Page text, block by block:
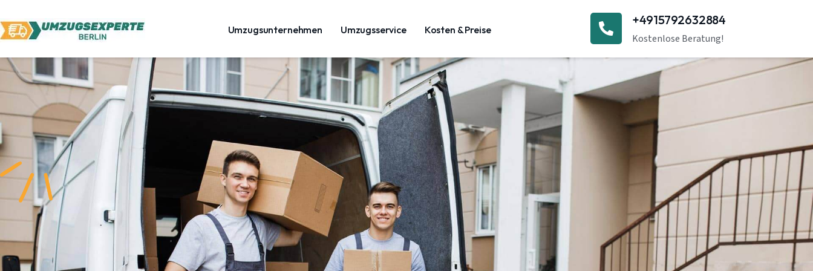
Umzugsunternehmen Umzugsservice Kosten & Preise
+4915792632884
Kostenlose Beratung!